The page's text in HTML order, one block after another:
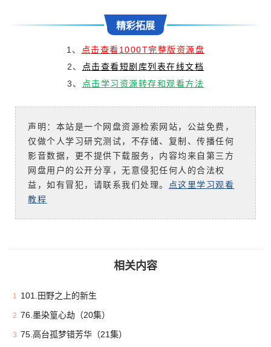
精彩拓展
1、 点击查看1000T完整版资源盘
2、 点击查看短剧库列表在线文档
3、 点击学习资源转存和观看方法
声明：本站是一个网盘资源检索网站，公益免费，
仅做个人学习研究测试，不存储、复制、传播任何
影音数据，更不提供下载服务，内容均来自第三方
网盘用户的公开分享，无意侵犯任何人的合法权
益，如有冒犯，请联系我们处理。 点这里学习观看
教程
相关内容
1 101.田野之上的新生
2 76.墨染篁心劫（20集）
3 75.高台孤梦错芳华（21集）